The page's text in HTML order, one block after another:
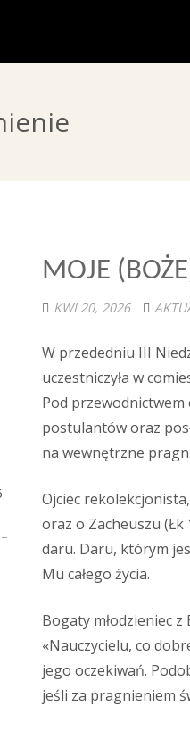
MOJE
KWI 20, 2026
W przededniu III
uczestniczyła w
Pod przewodnictwem
postulantów oraz
na wewnętrzne
Ojciec
oraz o Zacheuszu
daru. Daru, którym
Mu całego życia.
Bogaty młodzieniec z
«Nauczycielu, co
jego oczekiwań.
jeśli za pragnieniem